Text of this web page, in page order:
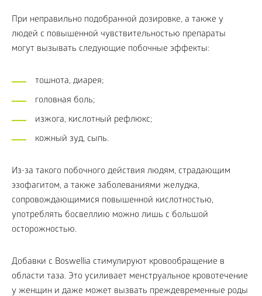
При неправильно подобранной дозировке, а также у
людей с повышенной чувствительностью препараты
могут вызывать следующие побочные эффекты:
тошнота, диарея;
головная боль;
изжога, кислотный рефлюкс;
кожный зуд, сыпь.
Из-за такого побочного действия людям, страдающим
эзофагитом, а также заболеваниями желудка,
сопровождающимися повышенной кислотностью,
употреблять босвеллию можно лишь с большой
осторожностью.
Добавки с Boswellia стимулируют кровообращение в
области таза. Это усиливает менструальное кровотечение
у женщин и даже может вызвать преждевременные роды